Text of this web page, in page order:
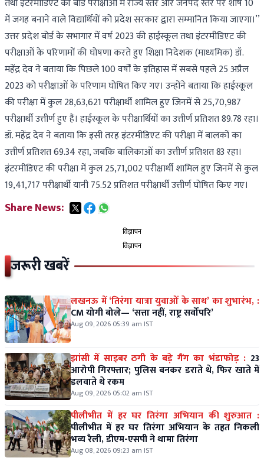
तथा इंटरमीडिएट की बोर्ड परीक्षाओं में राज्य स्तर और जनपद स्तर पर शीर्ष 10
में जगह बनाने वाले विद्यार्थियों को प्रदेश सरकार द्वारा सम्मानित किया जाएगा।’’
उत्तर प्रदेश बोर्ड के सभागार में वर्ष 2023 की हाईस्कूल तथा इंटरमीडिएट की
परीक्षाओं के परिणामों की घोषणा करते हुए शिक्षा निदेशक (माध्यमिक) डॉ.
महेंद्र देव ने बताया कि पिछले 100 वर्षों के इतिहास में सबसे पहले 25 अप्रैल
2023 को परीक्षाओं के परिणाम घोषित किए गए। उन्होंने बताया कि हाईस्कूल
की परीक्षा में कुल 28,63,621 परीक्षार्थी शामिल हुए जिनमें से 25,70,987
परीक्षार्थी उत्तीर्ण हुए हैं। हाईस्कूल के परीक्षार्थियों का उत्तीर्ण प्रतिशत 89.78 रहा।
डॉ. महेंद्र देव ने बताया कि इसी तरह इंटरमीडिएट की परीक्षा में बालकों का
उत्तीर्ण प्रतिशत 69.34 रहा, जबकि बालिकाओं का उत्तीर्ण प्रतिशत 83 रहा।
इंटरमीडिएट की परीक्षा में कुल 25,71,002 परीक्षार्थी शामिल हुए जिनमें से कुल
19,41,717 परीक्षार्थी यानी 75.52 प्रतिशत परीक्षार्थी उत्तीर्ण घोषित किए गए।
Share News:
विज्ञापन
विज्ञापन
जरूरी खबरें
लखनऊ में ‘तिरंगा यात्रा युवाओं के साथ’ का शुभारंभ, :
CM योगी बोले— ‘सत्ता नहीं, राष्ट्र सर्वोपरि’
Aug 09, 2026 05:39 am IST
झांसी में साइबर ठगी के बड़े गैंग का भंडाफोड़ : 23
आरोपी गिरफ्तार; पुलिस बनकर डराते थे, फिर खाते में
डलवाते थे रकम
Aug 09, 2026 05:02 am IST
पीलीभीत में हर घर तिरंगा अभियान की शुरुआत :
पीलीभीत में हर घर तिरंगा अभियान के तहत निकली
भव्य रैली, डीएम-एसपी ने थामा तिरंगा
Aug 08, 2026 09:23 am IST